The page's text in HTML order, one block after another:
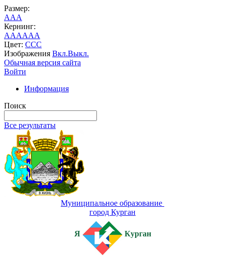
Размер:
AAA
Кернинг:
AAAAAA
Цвет: CCC
Изображения Вкл.Выкл.
Обычная версия сайта
Войти
Информация
Поиск
Все результаты
Муниципальное образование
город Курган
Я Курган